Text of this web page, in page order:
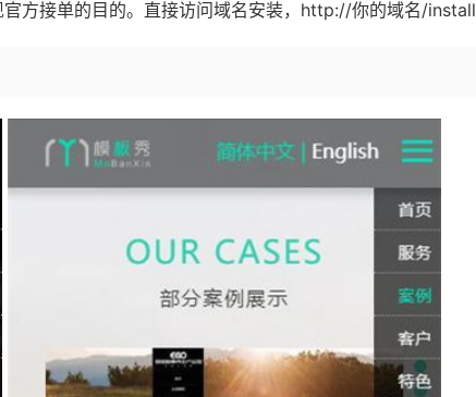
方接单的目的。直接访问域名安装，http://你的域名/install